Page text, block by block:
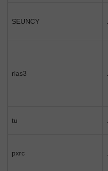
SEUNCY
rlas3
tu
pxrc